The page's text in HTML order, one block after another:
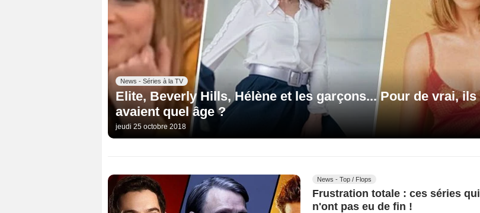
News - Séries à la TV
Elite, Beverly Hills, Hélène et les garçons... Pour de vrai, ils
avaient quel âge ?
jeudi 25 octobre 2018
News - Top / Flops
Frustration totale : ces séries qui
n'ont pas eu de fin !